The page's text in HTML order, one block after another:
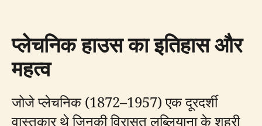
प्लेचनिक हाउस का इतिहास और
महत्व
जोजे प्लेचनिक (1872–1957) एक दूरदर्शी
वास्तुकार थे जिनकी विरासत लुब्लियाना के शहरी